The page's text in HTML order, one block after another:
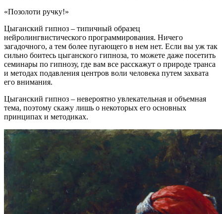
«Позолоти ручку!»
Цыганский гипноз – типичный образец
нейролингвистического программирования. Ничего
загадочного, а тем более пугающего в нем нет. Если вы уж так
сильно боитесь цыганского гипноза, то можете даже посетить
семинары по гипнозу, где вам все расскажут о природе транса
и методах подавления центров воли человека путем захвата
его внимания.
Цыганский гипноз – невероятно увлекательная и объемная
тема, поэтому скажу лишь о некоторых его основных
принципах и методиках.